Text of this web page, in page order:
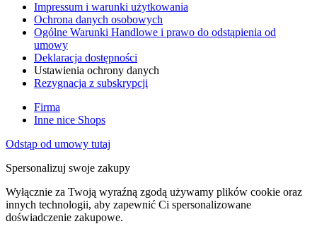
Impressum i warunki użytkowania
Ochrona danych osobowych
Ogólne Warunki Handlowe i prawo do odstąpienia od
umowy
Deklaracja dostępności
Ustawienia ochrony danych
Rezygnacja z subskrypcji
Firma
Inne nice Shops
Odstąp od umowy tutaj
Spersonalizuj swoje zakupy
Wyłącznie za Twoją wyraźną zgodą używamy plików cookie oraz
innych technologii, aby zapewnić Ci spersonalizowane
doświadczenie zakupowe.